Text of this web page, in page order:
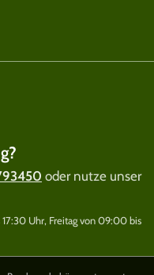
oder nutze unser
Uhr, Freitag von 09:00 bis